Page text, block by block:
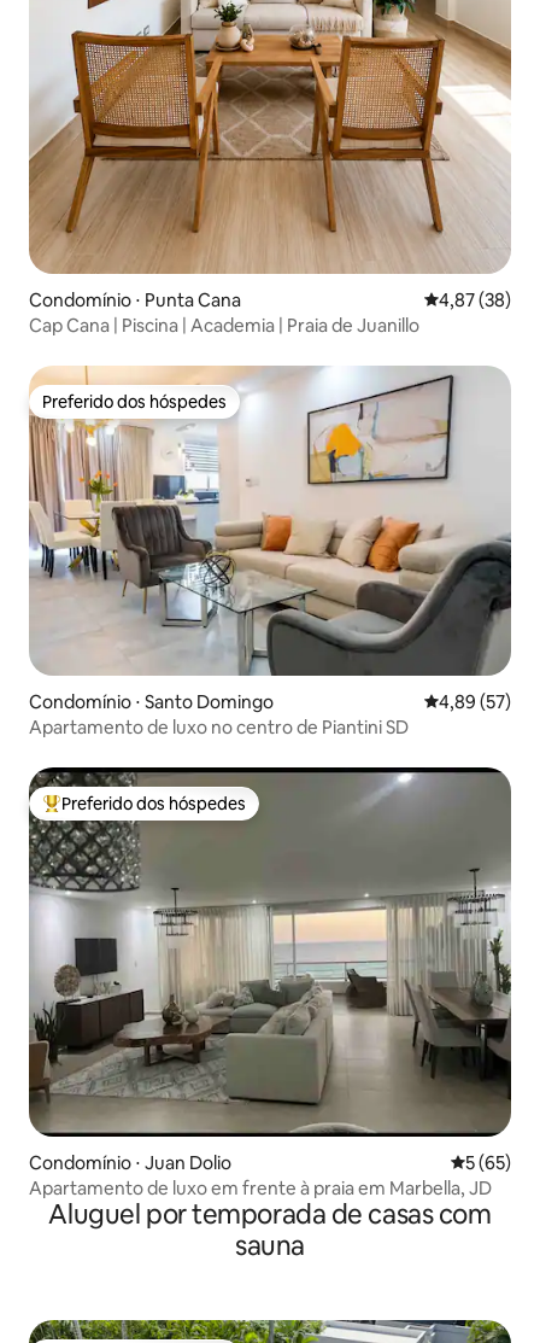
Condomínio ⋅ Punta Cana 4,87 de uma
4,87 (38)
Cap Cana | Piscina | Academia | Praia de Juanillo
Preferido dos hóspedes
Preferido dos hóspedes
Condomínio ⋅ Santo Domingo 4,89 de uma
4,89 (57)
Apartamento de luxo no centro de Piantini SD
Entre os melhores preferidos dos hóspedes
Preferido dos hóspedes
Condomínio ⋅ Juan Dolio 5 de uma
5 (65)
Apartamento de luxo em frente à praia em Marbella, JD
Aluguel por temporada de casas com
sauna